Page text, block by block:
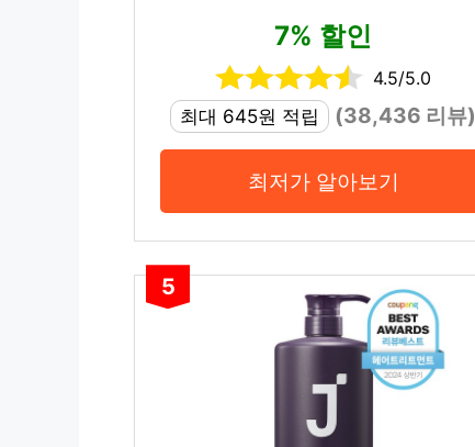
7% 할인
4.5/5.0
최대 645원 적립
(38,436 리뷰)
최저가 알아보기
5